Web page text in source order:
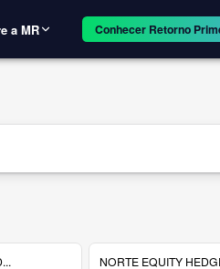
a MR Conhecer Retorno
NORTE EQUITY